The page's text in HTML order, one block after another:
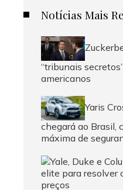
Notícias Mais
“tribunais
americanos
Yaris
chegará ao Brasil,
máxima de